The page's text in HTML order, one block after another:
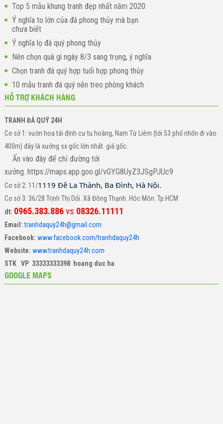
Top 5 mẫu khung tranh đẹp nhất năm 2020
Ý nghĩa to lớn của đá phong thủy mà bạn
chưa biết
Ý nghĩa lọ đá quý phong thủy
Nên chọn quà gì ngày 8/3 sang trọng, ý nghĩa
Chọn tranh đá quý hợp tuổi hợp phong thủy
10 mẫu tranh đá quý nên treo phòng khách
HỖ TRỢ KHÁCH HÀNG
TRANH ĐÁ QUÝ 24H
Cơ sở 1: vườn hoa tái định cư tu hoàng, Nam Từ Liêm (tới 53 phố nhổn đi vào
400m) đây là xưởng sx gốc lớn nhất. giá gốc.
Ấn vào đây để chỉ đường tới
xưởng. https://maps.app.goo.gl/vGYG8UyZ3JSgPJUc9
Cơ sở 2: 11/1119 Đê La Thành, Ba Đình, Hà Nội.
Cơ sở 3: 36/28 Trịnh Thị Dối. Xã Đông Thạnh. Hóc Môn. Tp.HCM
dt: 0965.383.886vs 08326.11111
Email: tranhdaquy24h@gmail.com
Facebook: www.facebook.com/tranhdaquy24h
Website: www.tranhdaquy24h.com
STK VP 33333333398 hoang duc ha
GOOGLE MAPS